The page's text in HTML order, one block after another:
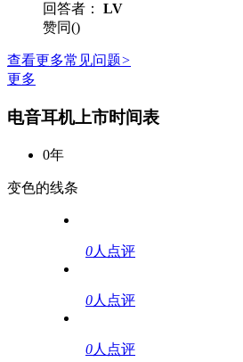
回答者：
LV
赞同()
查看更多常见问题>
更多
电音耳机上市时间表
0年
变色的线条
0人点评
0人点评
0人点评